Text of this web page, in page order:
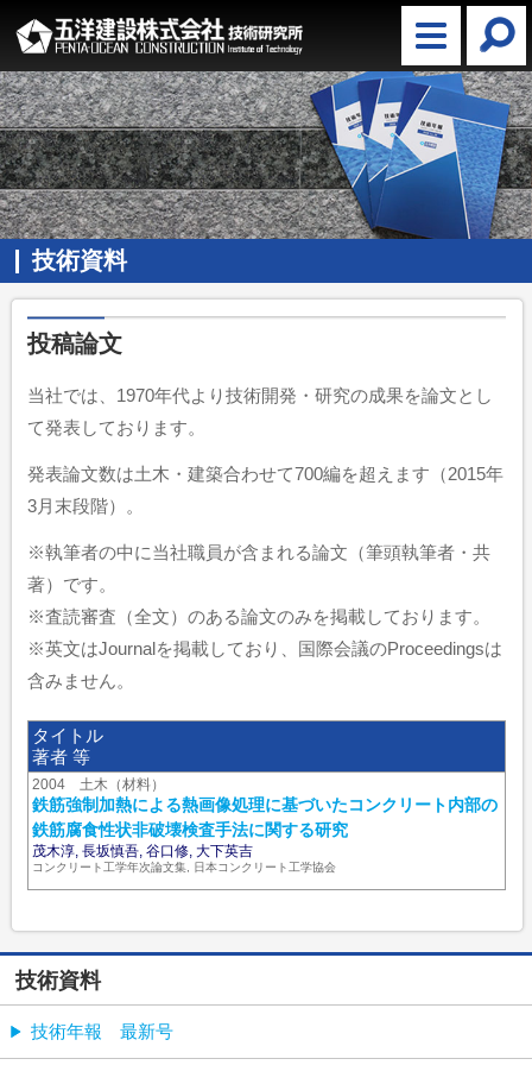
技術資料
投稿論文
当社では、1970年代より技術開発・研究の成果を論文とし
て発表しております。
発表論文数は土木・建築合わせて700編を超えます（2015年
3月末段階）。
※執筆者の中に当社職員が含まれる論文（筆頭執筆者・共
著）です。
※査読審査（全文）のある論文のみを掲載しております。
※英文はJournalを掲載しており、国際会議のProceedingsは
含みません。
タイトル
著者 等
2004 土木（材料）
鉄筋強制加熱による熱画像処理に基づいたコンクリート内部の
鉄筋腐食性状非破壊検査手法に関する研究
茂木淳, 長坂慎吾, 谷口修, 大下英吉
コンクリート工学年次論文集, 日本コンクリート工学協会
技術資料
技術年報 最新号